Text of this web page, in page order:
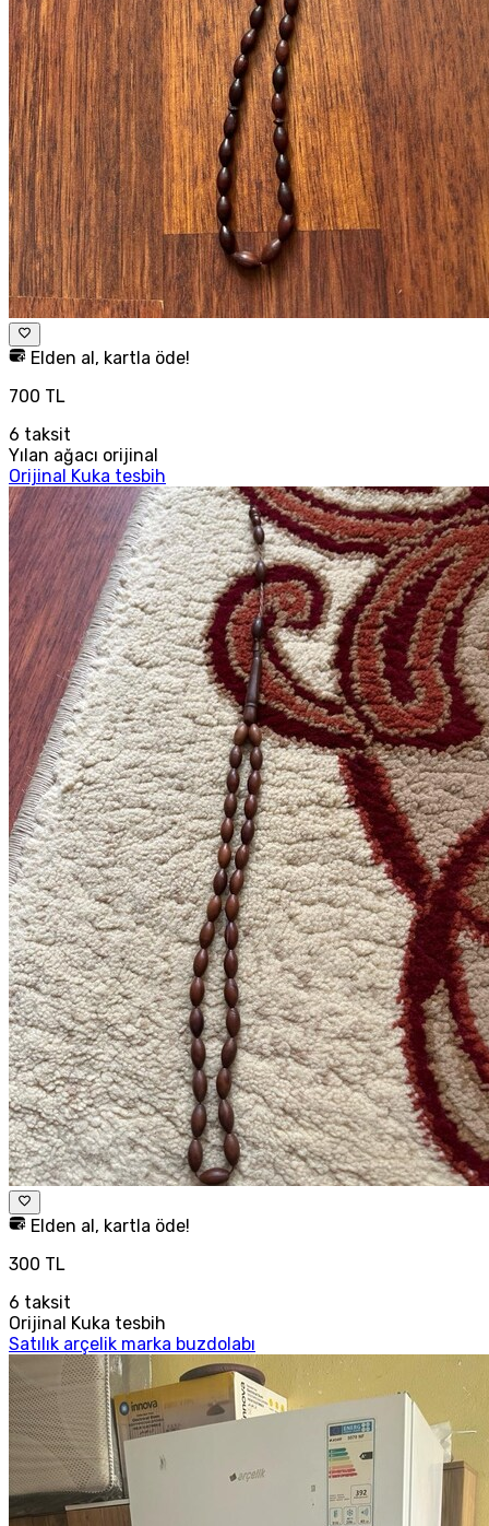
Elden al, kartla öde!
700 TL
6 taksit
Yılan ağacı orijinal
Orijinal Kuka tesbih
Elden al, kartla öde!
300 TL
6 taksit
Orijinal Kuka tesbih
Satılık arçelik marka buzdolabı